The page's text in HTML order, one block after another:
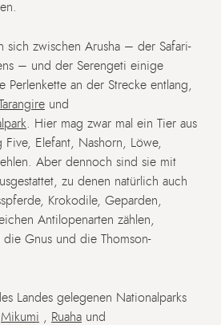
sich zwischen Arusha – der Safari-
– und der Serengeti einige
Perlenkette an der Strecke entlang,
und
. Hier mag zwar mal ein Tier aus
Five, Elefant, Nashorn, Löwe,
Aber dennoch sind sie mit
zu denen natürlich auch
Krokodile, Geparden,
Antilopenarten zählen,
Gnus und die Thomson-
Landes gelegenen Nationalparks
Mikumi , Ruaha und